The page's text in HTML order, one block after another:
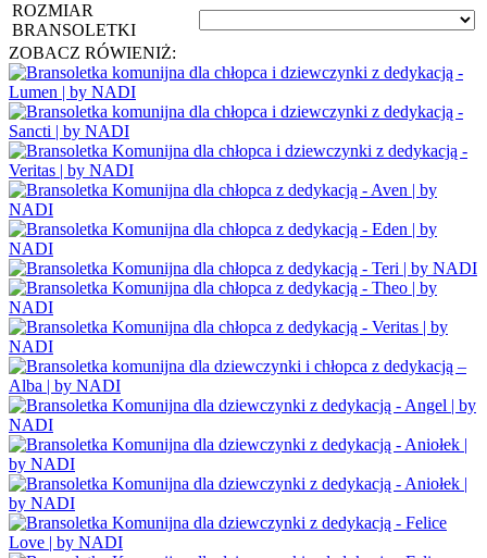
ROZMIAR
BRANSOLETKI
ZOBACZ RÓWIENIŻ: